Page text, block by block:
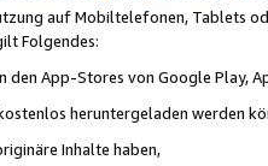
auf Mobiltelefonen, Tablets
Folgendes:
den App-Stores von Google Play,
heruntergeladen werden
Inhalte haben,